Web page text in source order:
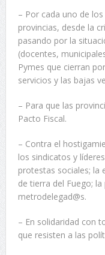
– Por cada uno de
provincias, desde la
pasando por la
(docentes,
Pymes que cierran
servicios y las bajas
– Para que las
Pacto Fiscal.
– Contra el
los sindicatos y
protestas sociales; la
de tierra del Fuego;
metrodelegad@s.
– En solidaridad con
que resisten a las